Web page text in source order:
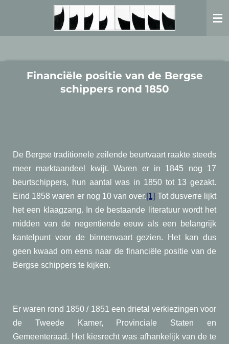
Financiële positie van de Bergse
schippers rond 1850
De Bergse traditionele zeilende beurtvaart raakte steeds
meer marktaandeel kwijt. Waren er in 1845 nog 17
beurtschippers, hun aantal was in 1850 tot 13 gezakt.
Eind 1858 waren er nog 10 van over.[1] Tot dusverre lijkt
het een klaagzang. In de bestaande literatuur wordt het
midden van de negentiende eeuw als een belangrijk
kantelpunt voor de binnenvaart gezien. Het kan dus
geen kwaad om eens naar de financiële positie van de
Bergse schippers te kijken.
Er waren rond 1850 / 1851 een drietal verkiezingen voor
de Tweede Kamer, Provinciale Staten en
Gemeenteraad. Het kiesrecht was afhankelijk van de te